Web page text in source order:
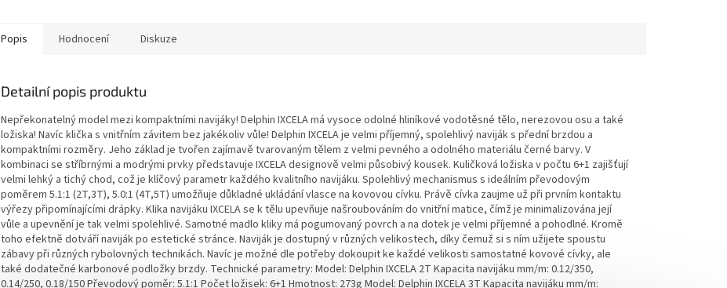
Popis Hodnocení Diskuze
Detailní popis produktu
Nepřekonatelný model mezi kompaktními navijáky! Delphin IXCELA má vysoce odolné hliníkové vodotěsné tělo, nerezovou osu a také
ložiska! Navíc klička s vnitřním závitem bez jakékoliv vůle! Delphin IXCELA je velmi příjemný, spolehlivý naviják s přední brzdou a
kompaktními rozměry. Jeho základ je tvořen zajímavě tvarovaným tělem z velmi pevného a odolného materiálu černé barvy. V
kombinaci se stříbrnými a modrými prvky představuje IXCELA designově velmi působivý kousek. Kuličková ložiska v počtu 6+1 zajišťují
velmi lehký a tichý chod, což je klíčový parametr každého kvalitního navijáku. Spolehlivý mechanismus s ideálním převodovým
poměrem 5.1:1 (2T,3T), 5.0:1 (4T,5T) umožňuje důkladné ukládání vlasce na kovovou cívku. Právě cívka zaujme už při prvním kontaktu
výřezy připomínajícími drápky. Klika navijáku IXCELA se k tělu upevňuje našroubováním do vnitřní matice, čímž je minimalizována její
vůle a upevnění je tak velmi spolehlivé. Samotné madlo kliky má pogumovaný povrch a na dotek je velmi příjemné a pohodlné. Kromě
toho efektně dotváří naviják po estetické stránce. Naviják je dostupný v různých velikostech, díky čemuž si s ním užijete spoustu
zábavy při různých rybolovných technikách. Navíc je možné dle potřeby dokoupit ke každé velikosti samostatné kovové cívky, ale
také dodatečné karbonové podložky brzdy. Technické parametry: Model: Delphin IXCELA 2T Kapacita navijáku mm/m: 0.12/350,
0.14/250, 0.18/150 Převodový poměr: 5.1:1 Počet ložisek: 6+1 Hmotnost: 273g Model: Delphin IXCELA 3T Kapacita navijáku mm/m: